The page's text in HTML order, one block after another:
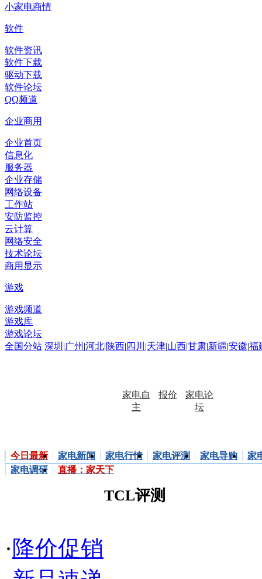
小家电商情
软件
软件资讯
软件下载
驱动下载
软件论坛
QQ频道
企业商用
企业首页
信息化
服务器
企业存储
网络设备
工作站
安防监控
云计算
网络安全
技术论坛
商用显示
游戏
游戏频道
游戏库
游戏论坛
全国分站 深圳 |广州 |河北|陕西| 四川 |天津|山西|甘肃|新疆|安徽|福
家电自
主
报价
家电论
坛
今日最新
家电新闻 家电行情 家电评测 家电导购
家
家电调研
直播：家天下
TCL评测
·降价促销